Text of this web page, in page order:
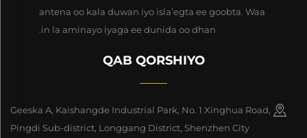
antena oo kala duwan iyo isla’egta ee goobta. Waa
in la aminayo iyaga ee dunida oo dhan.
QAB QORSHIYO
Geeska A, Kaishangde Industrial Park, No. 1 Xinghua Road,
Pingdi Sub-district, Longgang District, Shenzhen City